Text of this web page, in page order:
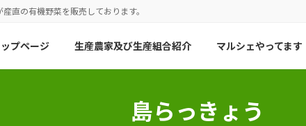
直の有機野菜を販売しております。
ップページ 生産農家及び生産組合紹介 マルシェやってます
島らっきょう